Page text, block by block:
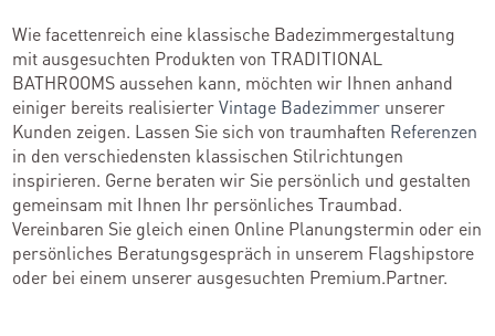
Wie facettenreich eine klassische Badezimmergestaltung
mit ausgesuchten Produkten von TRADITIONAL
BATHROOMS aussehen kann, möchten wir Ihnen anhand
einiger bereits realisierterVintage Badezimmer unserer
Kunden zeigen. Lassen Sie sich von traumhaften Referenzen
in den verschiedensten klassischen Stilrichtungen
inspirieren. Gerne beraten wir Sie persönlich und gestalten
gemeinsam mit Ihnen Ihr persönliches Traumbad.
Vereinbaren Sie gleich einen Online Planungstermin oder ein
persönliches Beratungsgespräch in unserem Flagshipstore
oder bei einem unserer ausgesuchten Premium.Partner.